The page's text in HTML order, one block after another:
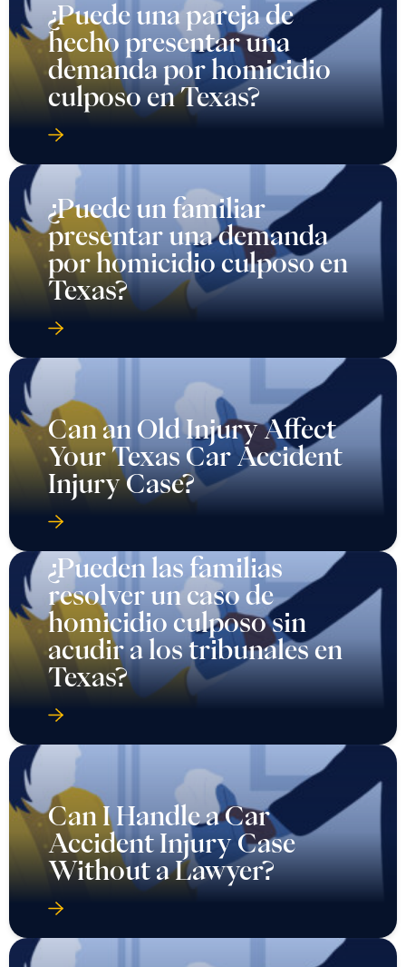
¿Puede una pareja de
hecho presentar una
demanda por homicidio
culposo en Texas?
¿Puede un familiar
presentar una demanda
por homicidio culposo en
Texas?
Can an Old Injury Affect
Your Texas Car Accident
Injury Case?
¿Pueden las familias
resolver un caso de
homicidio culposo sin
acudir a los tribunales en
Texas?
Can I Handle a Car
Accident Injury Case
Without a Lawyer?